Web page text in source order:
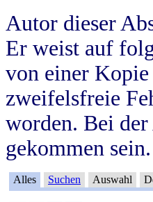
Autor dieser
Er weist auf
von einer
zweifelsfreie
worden. Bei
gekommen
Alles Suchen Auswahl